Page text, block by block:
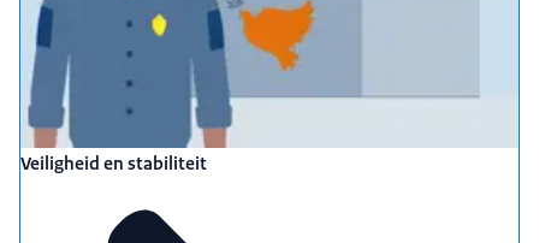
Veiligheid en stabiliteit